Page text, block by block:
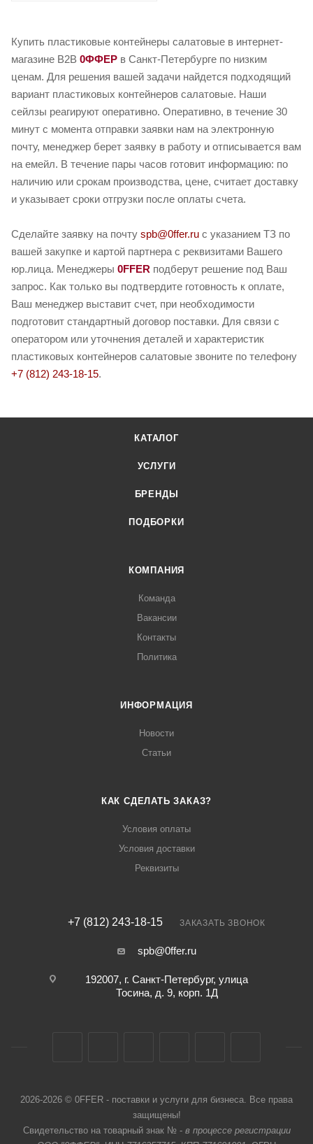
Купить пластиковые контейнеры салатовые в интернет-
магазине B2B 0ФФЕР в Санкт-Петербурге по низким
ценам. Для решения вашей задачи найдется подходящий
вариант пластиковых контейнеров салатовые. Наши
сейлзы реагируют оперативно. Оперативно, в течение 30
минут с момента отправки заявки нам на электронную
почту, менеджер берет заявку в работу и отписывается вам
на емейл. В течение пары часов готовит информацию: по
наличию или срокам производства, цене, считает доставку
и указывает сроки отгрузки после оплаты счета.
Сделайте заявку на почту spb@0ffer.ru с указанием ТЗ по
вашей закупке и картой партнера с реквизитами Вашего
юр.лица. Менеджеры 0FFER подберут решение под Ваш
запрос. Как только вы подтвердите готовность к оплате,
Ваш менеджер выставит счет, при необходимости
подготовит стандартный договор поставки. Для связи с
оператором или уточнения деталей и характеристик
пластиковых контейнеров салатовые звоните по телефону
+7 (812) 243-18-15.
КАТАЛОГ
УСЛУГИ
БРЕНДЫ
ПОДБОРКИ
КОМПАНИЯ
Команда
Вакансии
Контакты
Политика
ИНФОРМАЦИЯ
Новости
Статьи
КАК СДЕЛАТЬ ЗАКАЗ?
Условия оплаты
Условия доставки
Реквизиты
+7 (812) 243-18-15 ЗАКАЗАТЬ ЗВОНОК
spb@0ffer.ru
192007, г. Санкт-Петербург, улица
Тосина, д. 9, корп. 1Д
2026-2026 © 0FFER - поставки и услуги для бизнеса. Все права
защищены!
Свидетельство на товарный знак № - в процессе регистрации